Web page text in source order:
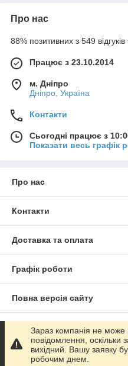
Про нас
88% позитивних з 549 відгуків
Працює з 23.10.2014
м. Дніпро
Дніпро, Україна
Контакти
Сьогодні працює з
Показати весь графік
Про нас
Контакти
Доставка та оплата
Графік роботи
Повна версія сайту
Сайт створено на
Політика конфіденційності
Зараз компанія не
повідомлення, оскільки
вихідний. Вашу заявку
робочим днем.